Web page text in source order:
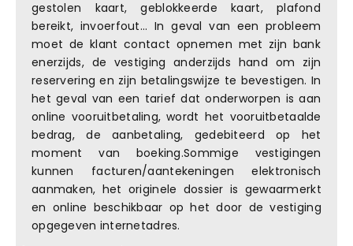
gestolen kaart, geblokkeerde kaart, plafond
bereikt, invoerfout... In geval van een probleem
moet de klant contact opnemen met zijn bank
enerzijds, de vestiging anderzijds hand om zijn
reservering en zijn betalingswijze te bevestigen. In
het geval van een tarief dat onderworpen is aan
online vooruitbetaling, wordt het vooruitbetaalde
bedrag, de aanbetaling, gedebiteerd op het
moment van boeking.Sommige vestigingen
kunnen facturen/aantekeningen elektronisch
aanmaken, het originele dossier is gewaarmerkt
en online beschikbaar op het door de vestiging
opgegeven internetadres.